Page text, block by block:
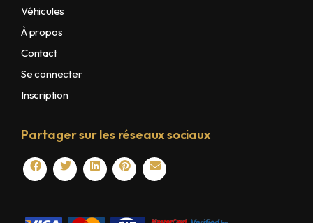
Véhicules
À propos
Contact
Se connecter
Inscription
Partager sur les réseaux sociaux